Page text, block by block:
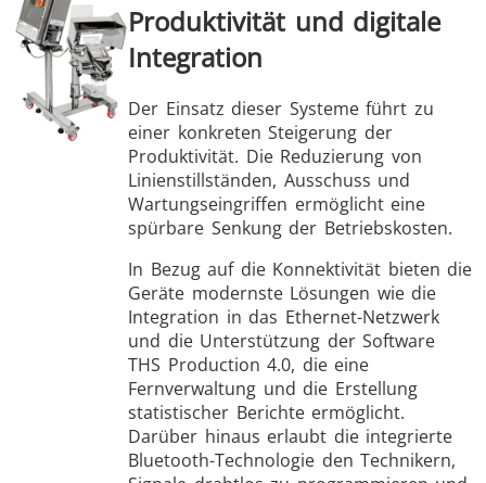
Produktivität und digitale
Integration
Der Einsatz dieser Systeme führt zu
einer konkreten Steigerung der
Produktivität. Die Reduzierung von
Linienstillständen, Ausschuss und
Wartungseingriffen ermöglicht eine
spürbare Senkung der Betriebskosten.
In Bezug auf die Konnektivität bieten die
Geräte modernste Lösungen wie die
Integration in das Ethernet-Netzwerk
und die Unterstützung der Software
THS Production 4.0, die eine
Fernverwaltung und die Erstellung
statistischer Berichte ermöglicht.
Darüber hinaus erlaubt die integrierte
Bluetooth-Technologie den Technikern,